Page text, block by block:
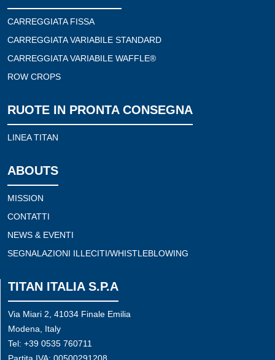
CARREGGIATA FISSA
CARREGGIATA VARIABILE STANDARD
CARREGGIATA VARIABILE WAFFLE®
ROW CROPS
RUOTE IN PRONTA CONSEGNA
LINEA TITAN
ABOUTS
MISSION
CONTATTI
NEWS & EVENTI
SEGNALAZIONI ILLECITI/WHISTLEBLOWING
TITAN ITALIA S.P.A
Via Miari 2, 41034 Finale Emilia
Modena, Italy
Tel: +39 0535 760711